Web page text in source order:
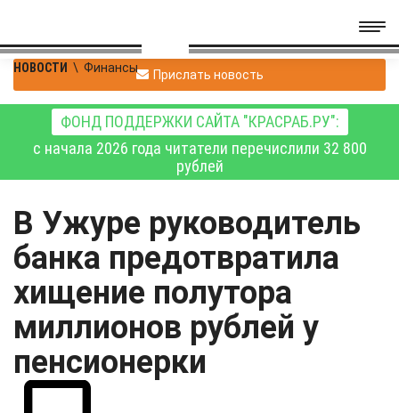
НОВОСТИ \ Финансы Прислать новость
ФОНД ПОДДЕРЖКИ САЙТА "КРАСРАБ.РУ":
с начала 2026 года читатели перечислили 32 800
рублей
В Ужуре руководитель
банка предотвратила
хищение полутора
миллионов рублей у
пенсионерки